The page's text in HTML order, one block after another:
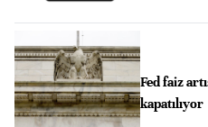
Fed faiz
kapatılıyor